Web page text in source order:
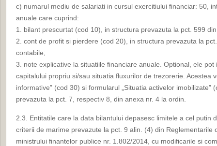
c) numarul mediu de salariati in cursul exercitiului financiar: 50,
anuale care cuprind:
1. bilant prescurtat (cod 10), in structura prevazuta la pct. 599
2. cont de profit si pierdere (cod 20), in structura prevazuta la
contabile;
3. note explicative la situatiile financiare anuale. Optional, ele
capitalului propriu si/sau situatia fluxurilor de trezorerie. Acestea
informative” (cod 30) si formularul „Situatia activelor imobilizate”
prevazuta la pct. 7, respectiv 8, din anexa nr. 4 la ordin.
2.3. Entitatile care la data bilantului depasesc limitele a cel putin
criterii de marime prevazute la pct. 9 alin. (4) din Reglementarile
ministrului finantelor publice nr. 1.802/2014, cu modificarile si